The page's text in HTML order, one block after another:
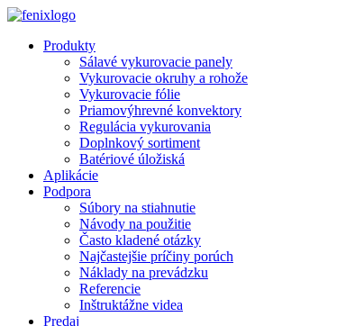
Skip to main content
Produkty
Sálavé vykurovacie panely
Vykurovacie okruhy a rohože
Vykurovacie fólie
Priamovýhrevné konvektory
Regulácia vykurovania
Doplnkový sortiment
Batériové úložiská
Aplikácie
Podpora
Súbory na stiahnutie
Návody na použitie
Často kladené otázky
Najčastejšie príčiny porúch
Náklady na prevádzku
Referencie
Inštruktážne videa
Predaj